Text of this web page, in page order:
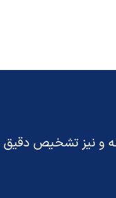
و نیز تشخیص دقیق